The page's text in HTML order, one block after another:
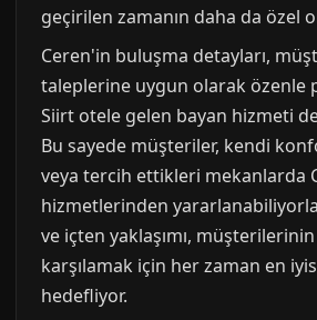
geçirilen zamanın daha da özel
Ceren'in buluşma detayları,
taleplerine uygun olarak özenle
Siirt otele gelen bayan hizmeti
Bu sayede müşteriler, kendi
veya tercih ettikleri mekanlarda
hizmetlerinden
ve içten yaklaşımı,
karşılamak için her zaman en
hedefliyor.